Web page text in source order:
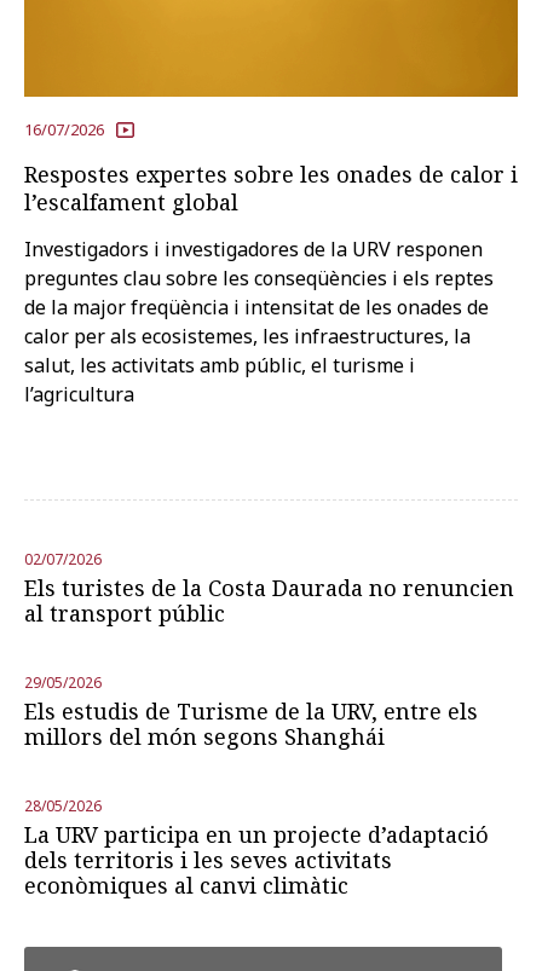
16/07/2026
Respostes expertes sobre les onades de calor i
l’escalfament global
Investigadors i investigadores de la URV responen
preguntes clau sobre les conseqüències i els reptes
de la major freqüència i intensitat de les onades de
calor per als ecosistemes, les infraestructures, la
salut, les activitats amb públic, el turisme i
l’agricultura
02/07/2026
Els turistes de la Costa Daurada no renuncien
al transport públic
29/05/2026
Els estudis de Turisme de la URV, entre els
millors del món segons Shanghái
28/05/2026
La URV participa en un projecte d’adaptació
dels territoris i les seves activitats
econòmiques al canvi climàtic